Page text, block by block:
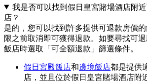
我是否可以找到假日皇宮賭場酒店附
店？
是的，您可以找到許多提供可退款房價
限之前取消即可獲得退款。如要尋找可
飯店時選取「可全額退款」篩選條件。
假日宮殿飯店和邊境飯店都是提供
店，並且位於假日皇宮賭場酒店附